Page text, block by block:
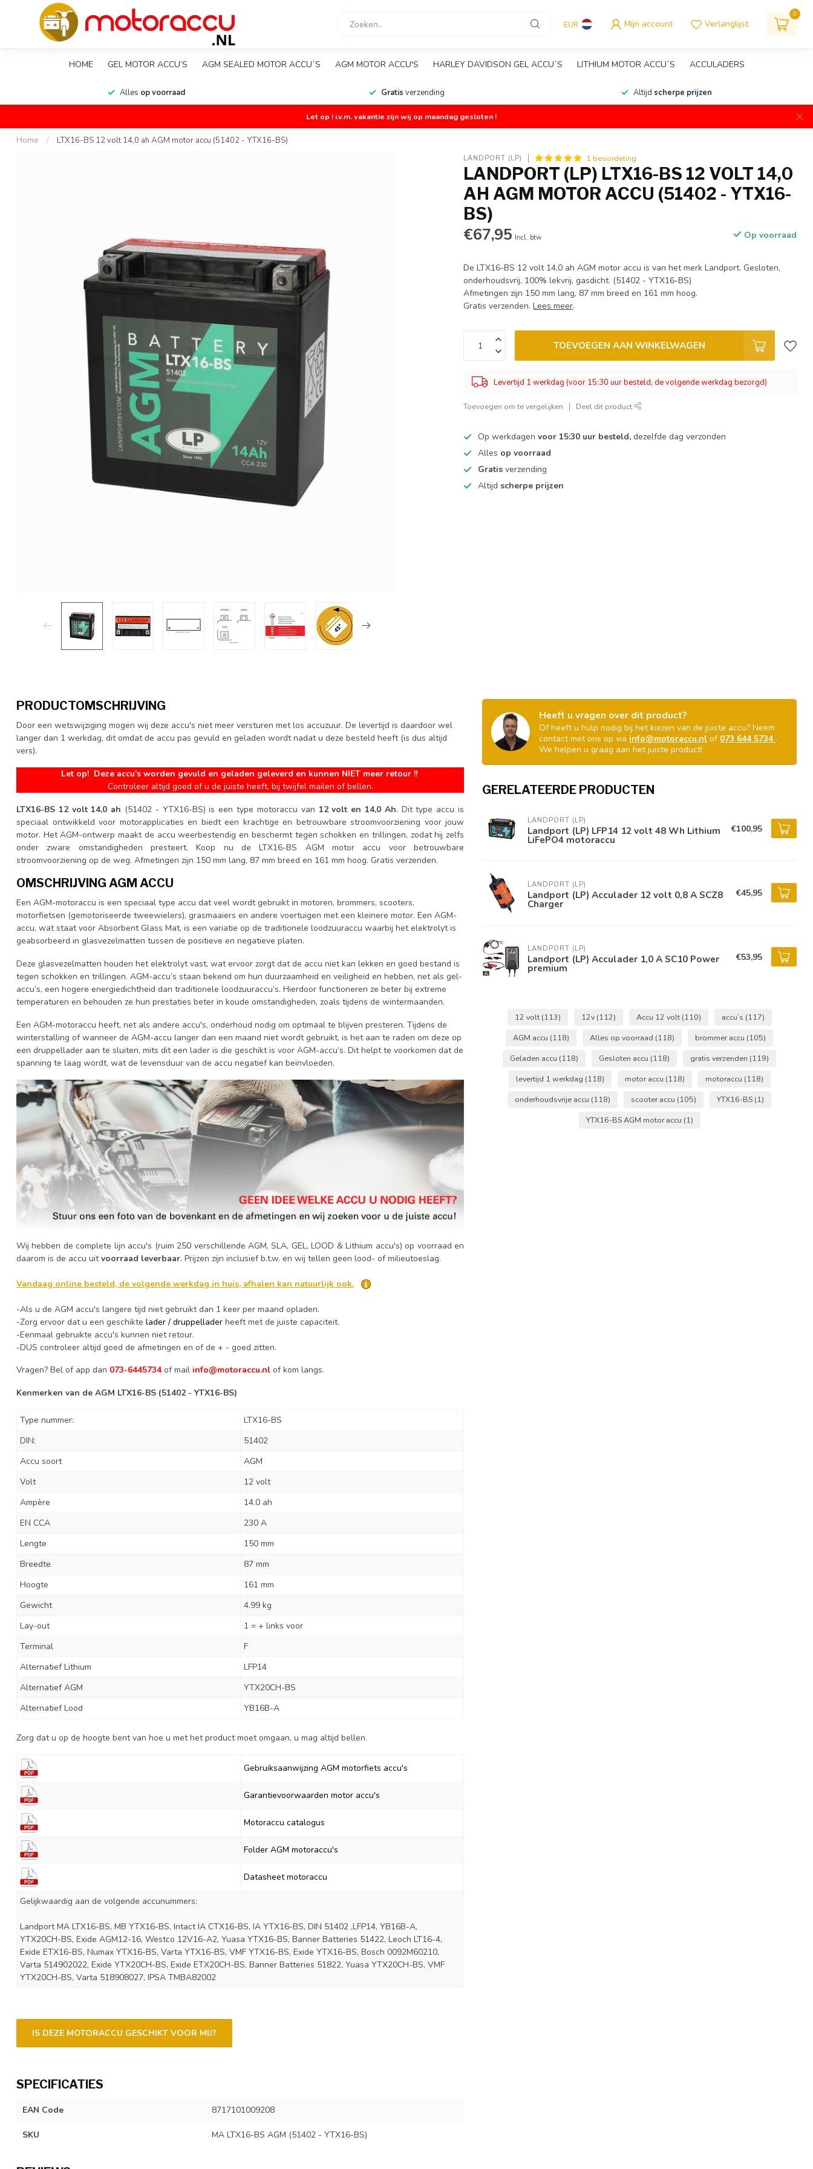
EUR Mijn account Verlanglijst
0
HOME GEL MOTOR ACCU’S AGM SEALED MOTOR ACCU´S AGM MOTOR ACCU'S HARLEY DAVIDSON GEL ACCU´S LITHIUM MOTOR ACCU´S ACCULADERS
Alles op voorraad Gratis verzending Altijd scherpe prijzen
Let op ! i.v.m. vakantie zijn wij op maandag gesloten !
Home / LTX16-BS 12 volt 14,0 ah AGM motor accu (51402 - YTX16-BS)
LANDPORT (LP) 1 beoordeling
LANDPORT (LP) LTX16-BS 12 VOLT 14,0
AH AGM MOTOR ACCU (51402 - YTX16-
BS)
€67,95 Incl. btw Op voorraad
De LTX16-BS 12 volt 14,0 ah AGM motor accu is van het merk Landport. Gesloten,
onderhoudsvrij, 100% lekvrij, gasdicht. (51402 - YTX16-BS)
Afmetingen zijn 150 mm lang, 87 mm breed en 161 mm hoog.
Gratis verzenden.Lees meer.
TOEVOEGEN AAN WINKELWAGEN
Levertijd 1 werkdag (voor 15:30 uur besteld, de volgende werkdag bezorgd)
Toevoegen om te vergelijken Deel dit product
Op werkdagenvoor 15:30 uur besteld, dezelfde dag verzonden
Alles op voorraad
Gratisverzending
Altijd scherpe prijzen
PRODUCTOMSCHRIJVING
Door een wetswijziging mogen wij deze accu's niet meer versturen met los accuzuur. De levertijd is daardoor wel
langer dan 1 werkdag, dit omdat de accu pas gevuld en geladen wordt nadat u deze besteld heeft (is dus altijd
vers).
Let op! Deze accu's worden gevuld en geladen geleverd en kunnen NIET meer retour !!
Controleer altijd goed of u de juiste heeft, bij twijfel mailen of bellen.
LTX16-BS 12 volt 14,0 ah (51402 - YTX16-BS) is een type motoraccu van 12 volt en 14,0 Ah. Dit type accu is
speciaal ontwikkeld voor motorapplicaties en biedt een krachtige en betrouwbare stroomvoorziening voor jouw
motor. Het AGM-ontwerp maakt de accu weerbestendig en beschermt tegen schokken en trillingen, zodat hij zelfs
onder zware omstandigheden presteert. Koop nu de LTX16-BS AGM motor accu voor betrouwbare
stroomvoorziening op de weg. Afmetingen zijn 150 mm lang, 87 mm breed en 161 mm hoog. Gratis verzenden.
OMSCHRIJVING AGM ACCU
Een AGM-motoraccu is een speciaal type accu dat veel wordt gebruikt in motoren, brommers, scooters,
motorfietsen (gemotoriseerde tweewielers), grasmaaiers en andere voertuigen met een kleinere motor. Een AGM-
accu, wat staat voor Absorbent Glass Mat, is een variatie op de traditionele loodzuuraccu waarbij het elektrolyt is
geabsorbeerd in glasvezelmatten tussen de positieve en negatieve platen.
Deze glasvezelmatten houden het elektrolyt vast, wat ervoor zorgt dat de accu niet kan lekken en goed bestand is
tegen schokken en trillingen. AGM-accu’s staan bekend om hun duurzaamheid en veiligheid en hebben, net als gel-
accu’s, een hogere energiedichtheid dan traditionele loodzuuraccu’s. Hierdoor functioneren ze beter bij extreme
temperaturen en behouden ze hun prestaties beter in koude omstandigheden, zoals tijdens de wintermaanden.
Een AGM-motoraccu heeft, net als andere accu's, onderhoud nodig om optimaal te blijven presteren. Tijdens de
winterstalling of wanneer de AGM-accu langer dan een maand niet wordt gebruikt, is het aan te raden om deze op
een druppellader aan te sluiten, mits dit een lader is die geschikt is voor AGM-accu’s. Dit helpt te voorkomen dat de
spanning te laag wordt, wat de levensduur van de accu negatief kan beïnvloeden.
Wij hebben de complete lijn accu's (ruim 250 verschillende AGM, SLA, GEL, LOOD & Lithium accu's) op voorraad en
daarom is de accu uitvoorraad leverbaar. Prijzen zijn inclusief b.t.w. en wij tellen geen lood- of milieutoeslag.
Vandaag online besteld, de volgende werkdag in huis, afhalen kan natuurlijk ook.
-Als u de AGM accu's langere tijd niet gebruikt dan 1 keer per maand opladen.
-Zorg ervoor dat u een geschikte lader / druppellader heeft met de juiste capaciteit.
-Eenmaal gebruikte accu's kunnen niet retour.
-DUS controleer altijd goed de afmetingen en of de + - goed zitten.
Vragen? Bel of app dan 073-6445734 of mail info@motoraccu.nl of kom langs.
Kenmerken van de AGM LTX16-BS (51402 - YTX16-BS)
Type nummer:
LTX16-BS
DIN:
51402
Accu soort
AGM
Volt
12 volt
Ampère
14.0 ah
EN CCA
230 A
Lengte
150 mm
Breedte
87 mm
Hoogte
161 mm
Gewicht
4.99 kg
Lay-out
1 = + links voor
Terminal
F
Alternatief Lithium
LFP14
Alternatief AGM
YTX20CH-BS
Alternatief Lood
YB16B-A
Zorg dat u op de hoogte bent van hoe u met het product moet omgaan, u mag altijd bellen.
Gebruiksaanwijzing AGM motorfiets accu's
Garantievoorwaarden motor accu's
Motoraccu catalogus
Folder AGM motoraccu's
Datasheet motoraccu
Gelijkwaardig aan de volgende accunummers:
Landport MA LTX16-BS, MB YTX16-BS, Intact IA CTX16-BS, IA YTX16-BS, DIN 51402 ,LFP14, YB16B-A,
YTX20CH-BS, Exide AGM12-16, Westco 12V16-A2, Yuasa YTX16-BS, Banner Batteries 51422, Leoch LT16-4,
Exide ETX16-BS, Numax YTX16-BS, Varta YTX16-BS, VMF YTX16-BS, Exide YTX16-BS, Bosch 0092M60210,
Varta 514902022, Exide YTX20CH-BS, Exide ETX20CH-BS, Banner Batteries 51822, Yuasa YTX20CH-BS, VMF
YTX20CH-BS, Varta 518908027, IPSA TMBA82002
IS DEZE MOTORACCU GESCHIKT VOOR MIJ?
SPECIFICATIES
EAN Code 8717101009208
SKU MA LTX16-BS AGM (51402 - YTX16-BS)
Heeft u vragen over dit product?
Of heeft u hulp nodig bij het kiezen van de juiste accu? Neem
contact met ons op via info@motoraccu.nl of 073 644 5734 .
We helpen u graag aan het juiste product!
GERELATEERDE PRODUCTEN
LANDPORT (LP)
Landport (LP) LFP14 12 volt 48 Wh Lithium
LiFePO4 motoraccu
€100,95
LANDPORT (LP)
Landport (LP) Acculader 12 volt 0,8 A SCZ8
Charger
€45,95
LANDPORT (LP)
Landport (LP) Acculader 1,0 A SC10 Power
premium
€53,95
12 volt (113) 12v (112) Accu 12 volt (110) accu’s (117)
AGM accu (118) Alles op voorraad (118) brommer accu (105)
Geladen accu (118) Gesloten accu (118) gratis verzenden (119)
levertijd 1 werkdag (118) motor accu (118) motoraccu (118)
onderhoudsvrije accu (118) scooter accu (105) YTX16-BS (1)
YTX16-BS AGM motor accu (1)